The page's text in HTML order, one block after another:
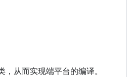
从而实现端平台的编译。